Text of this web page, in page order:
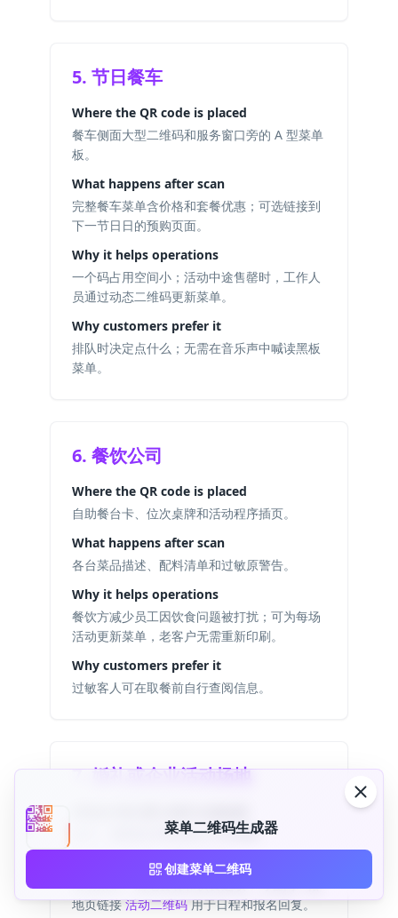
5. 节日餐车
Where the QR code is placed
餐车侧面大型二维码和服务窗口旁的 A 型菜单
板。
What happens after scan
完整餐车菜单含价格和套餐优惠；可选链接到
下一节日日的预购页面。
Why it helps operations
一个码占用空间小；活动中途售罄时，工作人
员通过动态二维码更新菜单。
Why customers prefer it
排队时决定点什么；无需在音乐声中喊读黑板
菜单。
6. 餐饮公司
Where the QR code is placed
自助餐台卡、位次桌牌和活动程序插页。
What happens after scan
各台菜品描述、配料清单和过敏原警告。
Why it helps operations
餐饮方减少员工因饮食问题被打扰；可为每场
活动更新菜单，老客户无需重新印刷。
Why customers prefer it
过敏客人可在取餐前自行查阅信息。
7. 婚礼或企业活动场地
桌卡、酒吧标识和场地入口欢迎板。
What happens after scan
活动菜单、酒吧套餐和饮食选项；可在同一落
地页链接活动二维码用于日程和报名回复。
菜单二维码生成器
创建菜单二维码